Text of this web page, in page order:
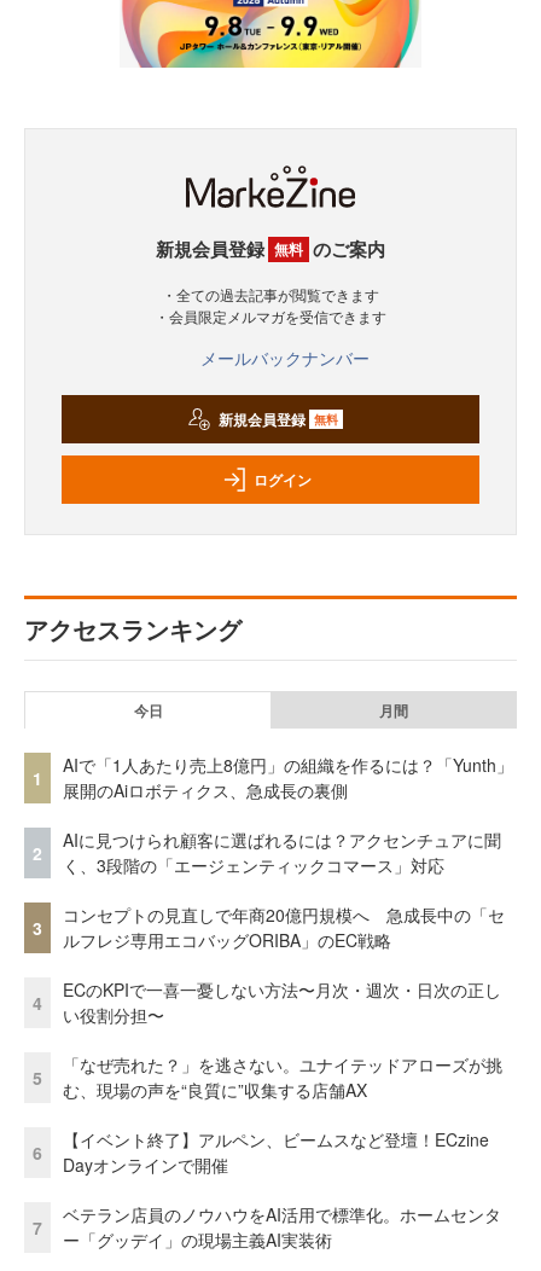
新規会員登録 無料 のご案内
・全ての過去記事が閲覧できます
・会員限定メルマガを受信できます
メールバックナンバー
新規会員登録 無料
ログイン
アクセスランキング
今日 月間
1
AIで「1人あたり売上8億円」の組織を作るには？「Yunth」
展開のAiロボティクス、急成長の裏側
2
AIに見つけられ顧客に選ばれるには？アクセンチュアに聞
く、3段階の「エージェンティックコマース」対応
3
コンセプトの見直しで年商20億円規模へ 急成長中の「セ
ルフレジ専用エコバッグORIBA」のEC戦略
4
ECのKPIで一喜一憂しない方法〜月次・週次・日次の正し
い役割分担〜
5
「なぜ売れた？」を逃さない。ユナイテッドアローズが挑
む、現場の声を“良質に”収集する店舗AX
6
【イベント終了】アルペン、ビームスなど登壇！ECzine
Dayオンラインで開催
7
ベテラン店員のノウハウをAI活用で標準化。ホームセンタ
ー「グッデイ」の現場主義AI実装術